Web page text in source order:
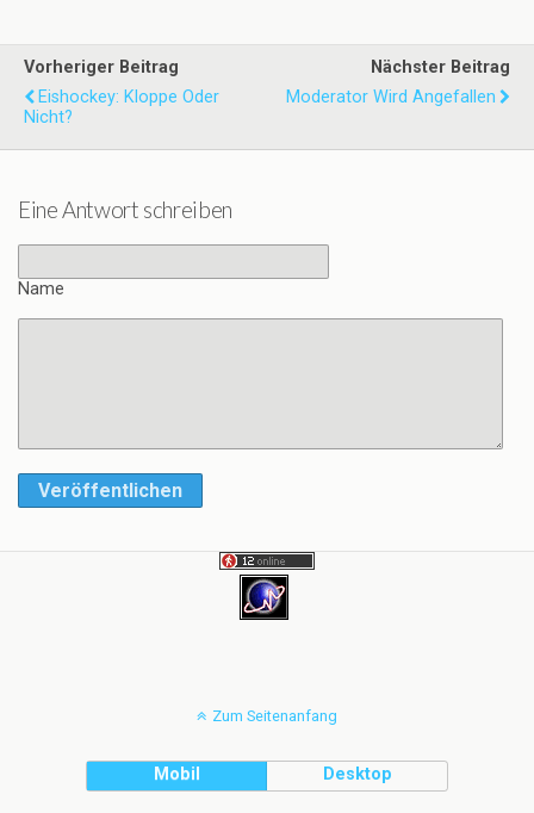
Vorheriger Beitrag
Eishockey: Kloppe Oder
Nicht?
Nächster Beitrag
Moderator Wird Angefallen
Eine Antwort schreiben
Name
Veröffentlichen
Zum Seitenanfang
Mobil Desktop